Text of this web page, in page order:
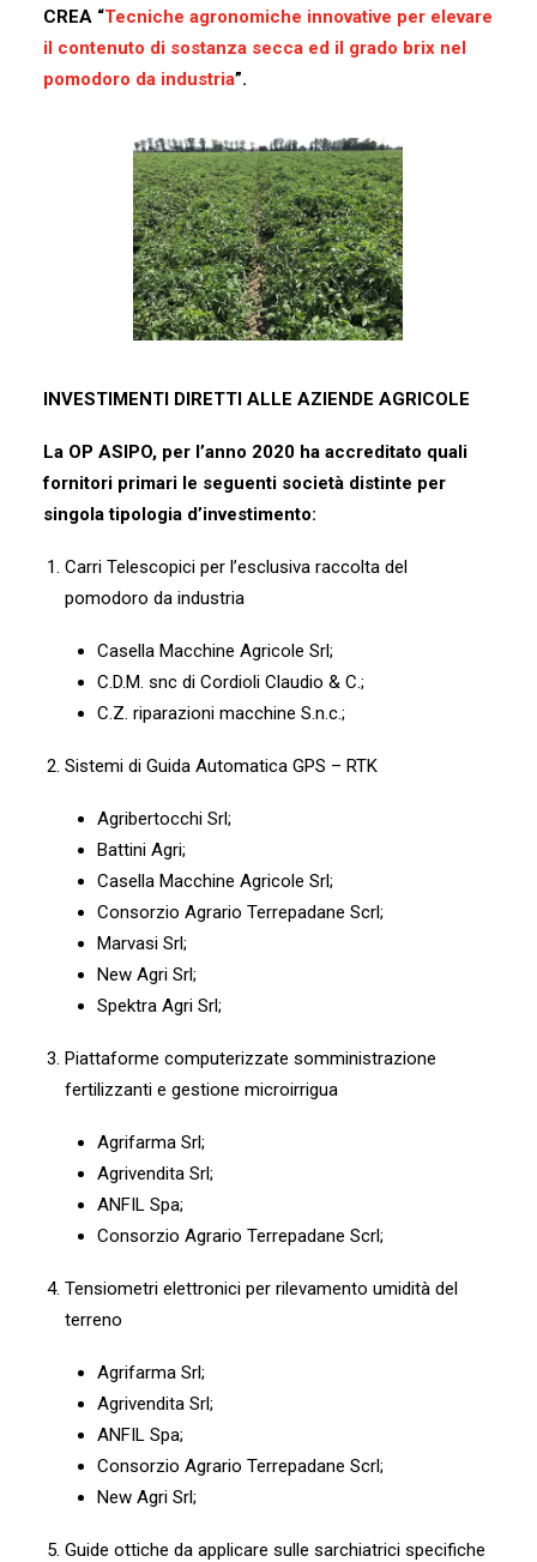
CREA “Tecniche agronomiche innovative per elevare
il contenuto di sostanza secca ed il grado brix nel
pomodoro da industria”.
INVESTIMENTI DIRETTI ALLE AZIENDE AGRICOLE
La OP ASIPO, per l’anno 2020 ha accreditato quali
fornitori primari le seguenti società distinte per
singola tipologia d’investimento:
Carri Telescopici per l’esclusiva raccolta del
pomodoro da industria
Casella Macchine Agricole Srl;
C.D.M. snc di Cordioli Claudio & C.;
C.Z. riparazioni macchine S.n.c.;
Sistemi di Guida Automatica GPS – RTK
Agribertocchi Srl;
Battini Agri;
Casella Macchine Agricole Srl;
Consorzio Agrario Terrepadane Scrl;
Marvasi Srl;
New Agri Srl;
Spektra Agri Srl;
Piattaforme computerizzate somministrazione
fertilizzanti e gestione microirrigua
Agrifarma Srl;
Agrivendita Srl;
ANFIL Spa;
Consorzio Agrario Terrepadane Scrl;
Tensiometri elettronici per rilevamento umidità del
terreno
Agrifarma Srl;
Agrivendita Srl;
ANFIL Spa;
Consorzio Agrario Terrepadane Scrl;
New Agri Srl;
Guide ottiche da applicare sulle sarchiatrici specifiche